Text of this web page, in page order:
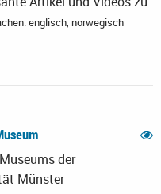
englisch, norwegisch
der
Münster